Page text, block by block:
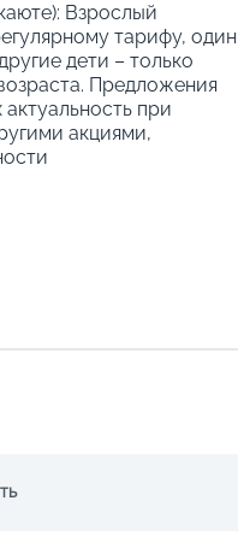
Взрослый
тарифу, один
дети – только
Предложения
при
акциями,